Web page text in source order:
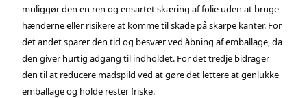
muliggør den en ren og ensartet skæring af folie uden at bruge
hænderne eller risikere at komme til skade på skarpe kanter. For
det andet sparer den tid og besvær ved åbning af emballage, da
den giver hurtig adgang til indholdet. For det tredje bidrager
den til at reducere madspild ved at gøre det lettere at genlukke
emballage og holde rester friske.